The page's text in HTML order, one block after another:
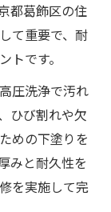
都葛飾区の住
て重要で、耐
です。
圧洗浄で汚れ
ひび割れや欠
めの下塗りを
みと耐久性を
を実施して完